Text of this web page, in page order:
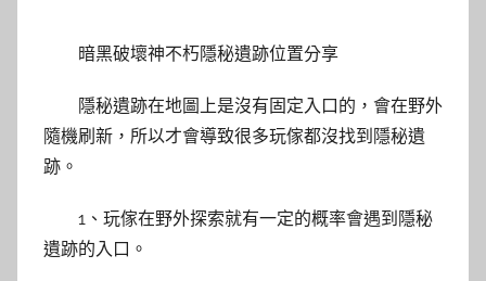
暗黑破壞神不朽隱秘遺跡位置分享
隱秘遺跡在地圖上是沒有固定入口的，會在野外
隨機刷新，所以才會導致很多玩傢都沒找到隱秘遺
跡。
1、玩傢在野外探索就有一定的概率會遇到隱秘
遺跡的入口。